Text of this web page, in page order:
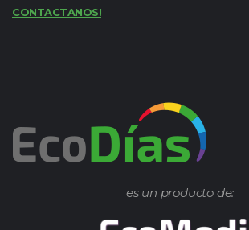
CONTACTANOS!
es un producto de: